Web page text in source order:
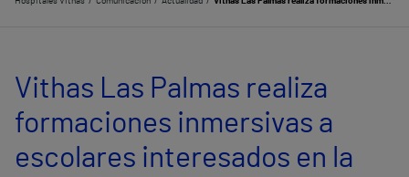
Servicios de salud
Equipo médico y asistencial
Vithas Las Palmas realiza
formaciones inmersivas a
escolares interesados en la